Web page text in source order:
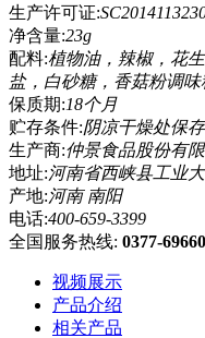
生产许可证:
净含量:23g
配料:植物油，辣椒，花
盐，白砂糖，香菇粉调
保质期:18个月
贮存条件:阴凉干燥处保
生产商:仲景食品股份有
地址:河南省西峡县工业
产地:河南 南阳
电话:400-659-3399
全国服务热线: 0377-
视频展示
产品介绍
相关产品